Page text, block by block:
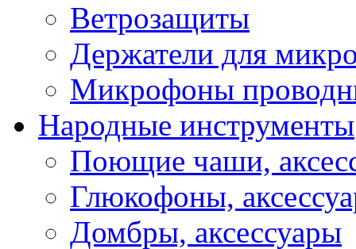
Ветрозащиты
Держатели для
Микрофоны
Народные инструменты
Поющие чаши,
Глюкофоны,
Домбры, аксессуары